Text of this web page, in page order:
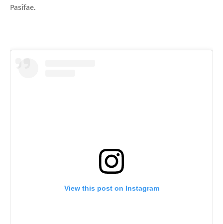
Pasífae.
View this post on Instagram